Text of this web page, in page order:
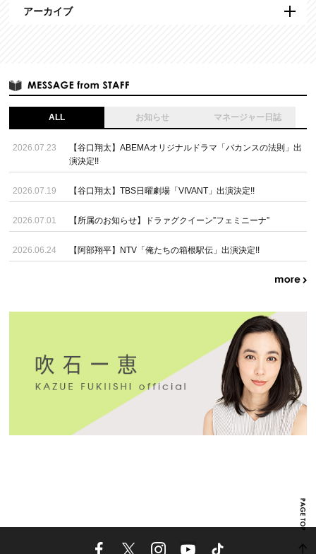
アーカイブ
ALL お知らせ マネージャー日誌
2026.07.23
【谷口翔太】ABEMAオリジナルドラマ「バカンスの法則」出
演決定!!
2026.07.19 【谷口翔太】TBS日曜劇場「VIVANT」出演決定!!
2026.07.01 【所属のお知らせ】ドラァグクイーン”フェミニーナ”
2026.06.24 【阿部翔平】NTV「俺たちの箱根駅伝」出演決定!!